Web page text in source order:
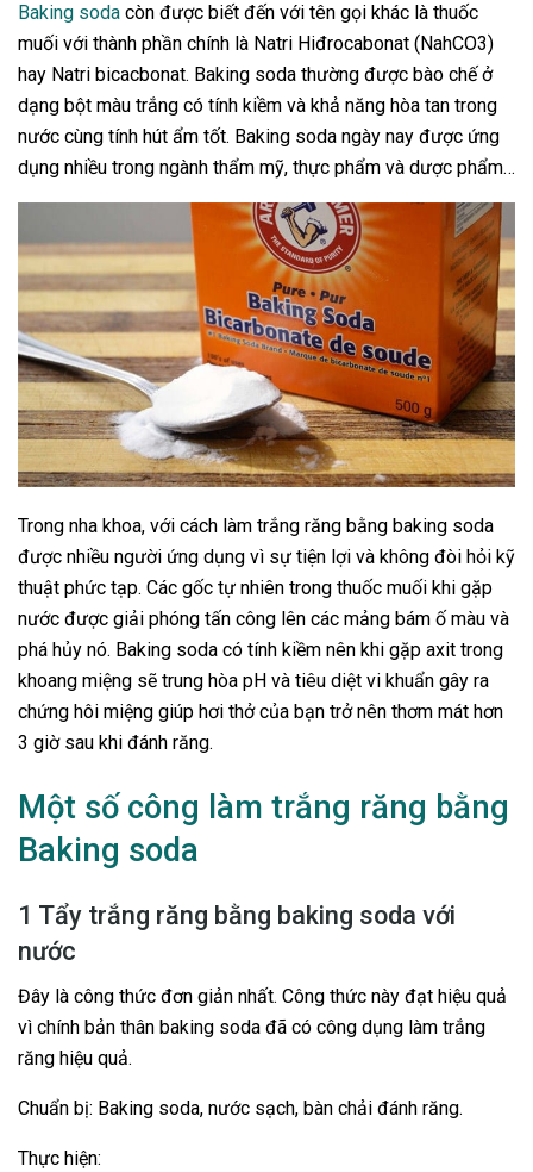
Baking soda còn được biết đến với tên gọi khác là thuốc
muối với thành phần chính là Natri Hiđrocabonat (NahCO3)
hay Natri bicacbonat. Baking soda thường được bào chế ở
dạng bột màu trắng có tính kiềm và khả năng hòa tan trong
nước cùng tính hút ẩm tốt. Baking soda ngày nay được ứng
dụng nhiều trong ngành thẩm mỹ, thực phẩm và dược phẩm…
Trong nha khoa, với cách làm trắng răng bằng baking soda
được nhiều người ứng dụng vì sự tiện lợi và không đòi hỏi kỹ
thuật phức tạp. Các gốc tự nhiên trong thuốc muối khi gặp
nước được giải phóng tấn công lên các mảng bám ố màu và
phá hủy nó. Baking soda có tính kiềm nên khi gặp axit trong
khoang miệng sẽ trung hòa pH và tiêu diệt vi khuẩn gây ra
chứng hôi miệng giúp hơi thở của bạn trở nên thơm mát hơn
3 giờ sau khi đánh răng.
Một số công làm trắng răng bằng
Baking soda
1 Tẩy trắng răng bằng baking soda với
nước
Đây là công thức đơn giản nhất. Công thức này đạt hiệu quả
vì chính bản thân baking soda đã có công dụng làm trắng
răng hiệu quả.
Chuẩn bị: Baking soda, nước sạch, bàn chải đánh răng.
Thực hiện: